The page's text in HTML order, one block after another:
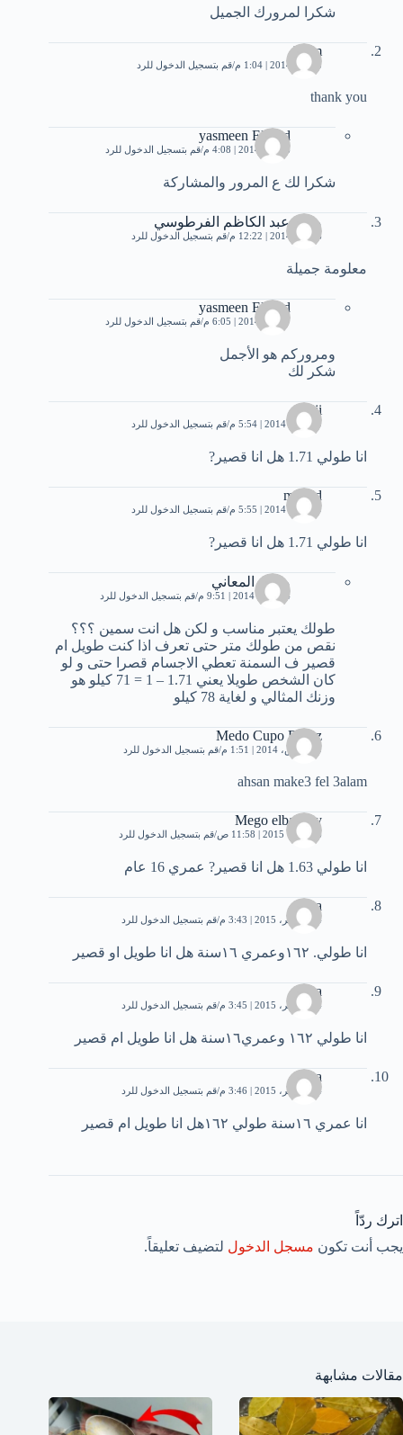
شكرا لمرورك الجميل
islam
3 يناير، 2014 | 1:04 م قم بتسجيل الدخول للرد
thank you
yasmeen Elsayd
6 يناير، 2014 | 4:08 م قم بتسجيل الدخول للرد
شكرا لك ع المرور والمشاركة
محمدعبد الكاظم الفرطوسي
6 يناير، 2014 | 12:22 م قم بتسجيل الدخول للرد
معلومة جميلة
yasmeen Elsayd
7 يناير، 2014 | 6:05 م قم بتسجيل الدخول للرد
ومروركم هو الأجمل
شكر لك
jiji
19 يناير، 2014 | 5:54 م قم بتسجيل الدخول للرد
انا طولي 1.71 هل انا قصير?
madjid
19 يناير، 2014 | 5:55 م قم بتسجيل الدخول للرد
انا طولي 1.71 هل انا قصير?
محمد المعاني
24 يناير، 2014 | 9:51 م قم بتسجيل الدخول للرد
طولك يعتبر مناسب و لكن هل انت سمين ؟؟؟
نقص من طولك متر حتى تعرف اذا كنت طويل ام
قصير ف السمنة تعطي الاجسام قصرا حتى و لو
كان الشخص طويلا يعني 1.71 – 1 = 71 كيلو هو
وزنك المثالي و لغاية 78 كيلو
Medo Cupo Fayez
29 مارس، 2014 | 1:51 م قم بتسجيل الدخول للرد
ahsan make3 fel 3alam
Mego elbasuny
6 أكتوبر، 2015 | 11:58 ص قم بتسجيل الدخول للرد
انا طولي 1.63 هل انا قصير? عمري 16 عام
yhea
14 نوفمبر، 2015 | 3:43 م قم بتسجيل الدخول للرد
انا طولي. ١٦٢وعمري ١٦سنة هل انا طويل او قصير
yhea
14 نوفمبر، 2015 | 3:45 م قم بتسجيل الدخول للرد
انا طولي ١٦٢ وعمري١٦سنة هل انا طويل ام قصير
yhea
14 نوفمبر، 2015 | 3:46 م قم بتسجيل الدخول للرد
انا عمري ١٦سنة طولي ١٦٢هل انا طويل ام قصير
اترك ردّاً
يجب أنت تكون مسجل الدخول لتضيف تعليقاً.
مقالات مشابهة